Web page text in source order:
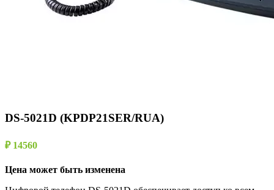
DS-5021D (KPDP21SER/RUA)
₽ 14560
Цена может быть изменена